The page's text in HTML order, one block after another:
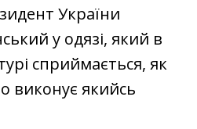
України
у одязі, який в
сприймається, як
виконує якийсь